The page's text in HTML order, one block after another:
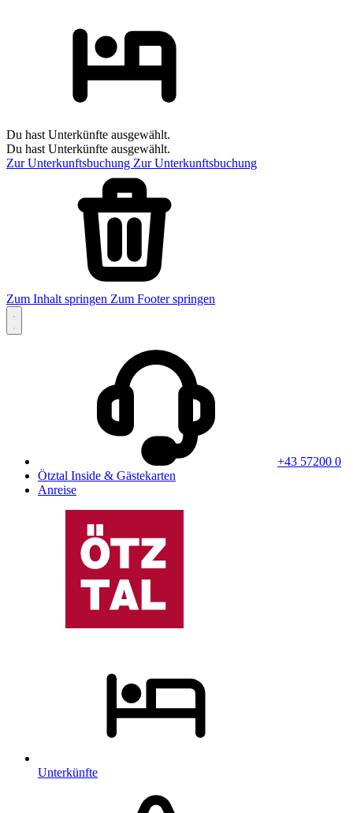
Du hast Unterkünfte ausgewählt.
Du hast Unterkünfte ausgewählt.
Zur Unterkunftsbuchung Zur Unterkunftsbuchung
Zum Inhalt springen Zum Footer springen
+43 57200 0
Ötztal Inside & Gästekarten
Anreise
Unterkünfte